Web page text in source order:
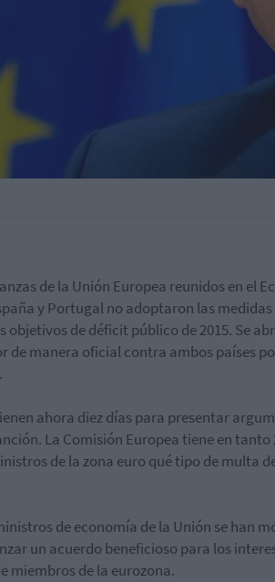
de la Unión Europea reunidos en el
y Portugal no adoptaron las
objetivos de déficit público de 2015. Se
de manera oficial contra ambos países
ahora diez días para presentar
La Comisión Europea tiene en tanto
de la zona euro qué tipo de multa
de economía de la Unión se han
un acuerdo beneficioso para los
miembros de la eurozona.